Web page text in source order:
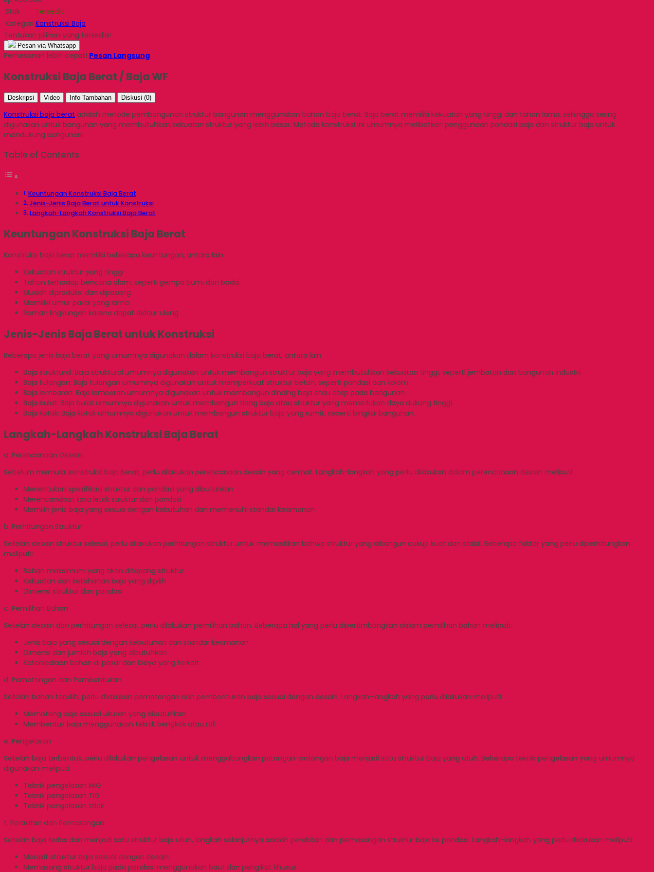
Stok
Tersedia
Kategori Konstruksi Baja
Tentukan pilihan yang tersedia!
Pesan via Whatsapp
Pemesanan lebih cepat! Pesan Langsung
Konstruksi Baja Berat / Baja WF
Deskripsi Video Info Tambahan Diskusi (0)
Konstruksi baja berat adalah metode pembangunan struktur bangunan menggunakan bahan baja berat. Baja berat memiliki kekuatan yang tinggi dan tahan lama, sehingga sering
digunakan untuk bangunan yang membutuhkan kekuatan struktur yang lebih besar. Metode konstruksi ini umumnya melibatkan penggunaan pondasi baja dan struktur baja untuk
mendukung bangunan.
Table of Contents
Keuntungan Konstruksi Baja Berat
Jenis-Jenis Baja Berat untuk Konstruksi
Langkah-Langkah Konstruksi Baja Berat
Keuntungan Konstruksi Baja Berat
Konstruksi baja berat memiliki beberapa keuntungan, antara lain:
Kekuatan struktur yang tinggi
Tahan terhadap bencana alam, seperti gempa bumi dan badai
Mudah diproduksi dan dipasang
Memiliki umur pakai yang lama
Ramah lingkungan karena dapat didaur ulang
Jenis-Jenis Baja Berat untuk Konstruksi
Beberapa jenis baja berat yang umumnya digunakan dalam konstruksi baja berat, antara lain:
Baja struktural: Baja struktural umumnya digunakan untuk membangun struktur baja yang membutuhkan kekuatan tinggi, seperti jembatan dan bangunan industri.
Baja tulangan: Baja tulangan umumnya digunakan untuk memperkuat struktur beton, seperti pondasi dan kolom.
Baja lembaran: Baja lembaran umumnya digunakan untuk membangun dinding baja atau atap pada bangunan.
Baja bulat: Baja bulat umumnya digunakan untuk membangun tiang baja atau struktur yang memerlukan daya dukung tinggi.
Baja kotak: Baja kotak umumnya digunakan untuk membangun struktur baja yang rumit, seperti bingkai bangunan.
Langkah-Langkah Konstruksi Baja Berat
a. Perencanaan Desain
Sebelum memulai konstruksi baja berat, perlu dilakukan perencanaan desain yang cermat. Langkah-langkah yang perlu dilakukan dalam perencanaan desain meliputi:
Menentukan spesifikasi struktur dan pondasi yang dibutuhkan
Merencanakan tata letak struktur dan pondasi
Memilih jenis baja yang sesuai dengan kebutuhan dan memenuhi standar keamanan
b. Perhitungan Struktur
Setelah desain struktur selesai, perlu dilakukan perhitungan struktur untuk memastikan bahwa struktur yang dibangun cukup kuat dan stabil. Beberapa faktor yang perlu diperhitungkan
meliputi:
Beban maksimum yang akan ditopang struktur
Kekuatan dan ketahanan baja yang dipilih
Dimensi struktur dan pondasi
c. Pemilihan Bahan
Setelah desain dan perhitungan selesai, perlu dilakukan pemilihan bahan. Beberapa hal yang perlu dipertimbangkan dalam pemilihan bahan meliputi:
Jenis baja yang sesuai dengan kebutuhan dan standar keamanan
Dimensi dan jumlah baja yang dibutuhkan
Ketersediaan bahan di pasar dan biaya yang terkait
d. Pemotongan dan Pembentukan
Setelah bahan terpilih, perlu dilakukan pemotongan dan pembentukan baja sesuai dengan desain. Langkah-langkah yang perlu dilakukan meliputi:
Memotong baja sesuai ukuran yang dibutuhkan
Membentuk baja menggunakan teknik bengkok atau roll
e. Pengelasan
Setelah baja terbentuk, perlu dilakukan pengelasan untuk menggabungkan potongan-potongan baja menjadi satu struktur baja yang utuh. Beberapa teknik pengelasan yang umumnya
digunakan meliputi:
Teknik pengelasan MIG
Teknik pengelasan TIG
Teknik pengelasan stick
f. Perakitan dan Pemasangan
Setelah baja terlas dan menjadi satu struktur baja utuh, langkah selanjutnya adalah perakitan dan pemasangan struktur baja ke pondasi. Langkah-langkah yang perlu dilakukan meliputi:
Merakit struktur baja sesuai dengan desain
Memasang struktur baja pada pondasi menggunakan baut dan pengikat khusus